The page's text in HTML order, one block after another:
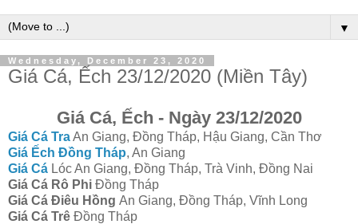
▼
Wednesday, December 23, 2020
Giá Cá, Ếch 23/12/2020 (Miền Tây)
Giá Cá, Ếch - Ngày 23/12/2020
Giá Cá TraAn Giang, Đồng Tháp, Hậu Giang, Cần Thơ
Giá Ếch Đồng Tháp, An Giang
Giá Cá Lóc An Giang, Đồng Tháp, Trà Vinh, Đồng Nai
Giá Cá Rô Phi Đồng Tháp
Giá Cá Điêu Hồng An Giang, Đồng Tháp, Vĩnh Long
Giá Cá Trê Đồng Tháp